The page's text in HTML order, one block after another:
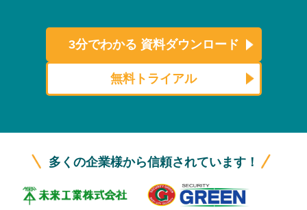
よくある質問
資料ダウンロード
ログイン
3分でわかる 資料ダウンロード
無料トライアル
多くの企業様から信頼されています！